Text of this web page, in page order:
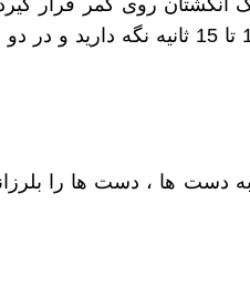
این وضعیت سر را بالا نگه دارید و سینه را رو به جلو ببرید.این حرکت را 10 تا 15 ثانیه
دست ها ، دست ها را